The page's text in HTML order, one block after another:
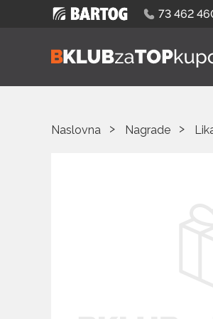
73 462
Naslovna Nagrade